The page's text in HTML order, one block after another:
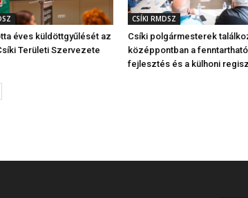
éves küldöttgyűlését az
Területi Szervezete
CSÍKI RMDSZ
Csíki polgármesterek
középpontban a fenntartható
fejlesztés és a külhoni